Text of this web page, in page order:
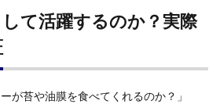
て活躍するのか？実際
が苔や油膜を食べてくれるのか？」